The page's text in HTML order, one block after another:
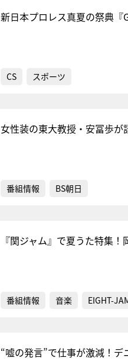
新日本プロレス真夏の祭典『
CS スポーツ
女性装の東大教授・安冨歩
番組情報 BS朝日
『関ジャム』で夏うた特集
番組情報 音楽 EIGHT-
“嘘の発言”で仕事が激減！